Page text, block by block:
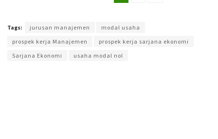
Tags: jurusan manajemen
modal usaha
prospek kerja Manajemen
prospek kerja sarjana ekonomi
Sarjana Ekonomi
usaha modal nol